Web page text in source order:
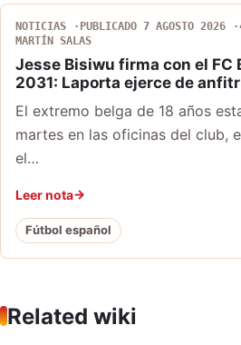
NOTICIAS PUBLICADO 7 AGOSTO 2026
MARTÍN SALAS
Jesse Bisiwu firma con el FC
2031: Laporta ejerce de
El extremo belga de 18 años
martes en las oficinas del club,
el…
Leer nota
Fútbol español
Related wiki